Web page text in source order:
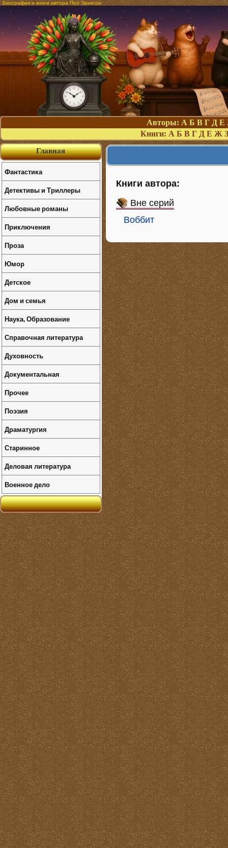
Биография и книги автора Пол Эриксон
Авторы: А Б В Г Д Е
Книги: А Б В Г Д Е Ж З
Книги автора:
Вне серий
Воббит
Главная
Фантастика
Детективы и Триллеры
Любовные романы
Приключения
Проза
Юмор
Детское
Дом и семья
Наука, Образование
Справочная литература
Духовность
Документальная
Прочее
Поэзия
Драматургия
Старинное
Деловая литература
Военное дело